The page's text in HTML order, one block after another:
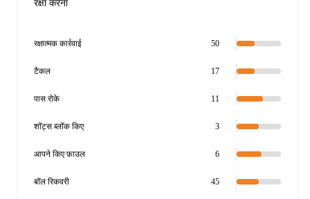
रक्षा करना
रक्षात्मक कार्रवाई 50
टैकल 17
पास रोके 11
शॉट्स ब्लॉक किए 3
आपने किए फ़ाउल 6
बॉल रिकवरी 45